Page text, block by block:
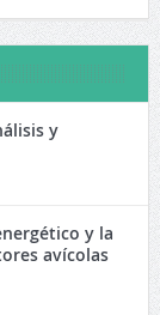
y
y la
avícolas